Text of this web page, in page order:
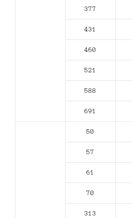
377
431
460
521
588
691
50
57
61
70
313